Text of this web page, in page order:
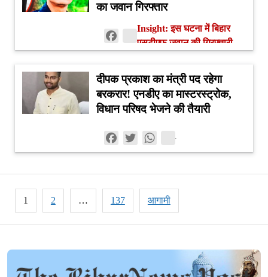
का जवान गिरफ्तार
Facebook
Twitter
Insight: इस घटना में बिहार
एसटीएफ जवान की गिरफ्तारी
कार्रवाई की जांच में पारदर्शिता
और जवाबदेही की आवश्यकता
है।
दीपक प्रकाश का मंत्री पद रहेगा
बरकरार! एनडीए का मास्टरस्ट्रोक,
विधान परिषद भेजने की तैयारी
Facebook
Twitter WhatsApp
Posts
pagination
1 2 … 137 आगामी